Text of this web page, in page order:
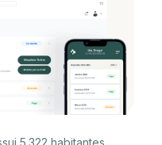
5.322 habitantes,